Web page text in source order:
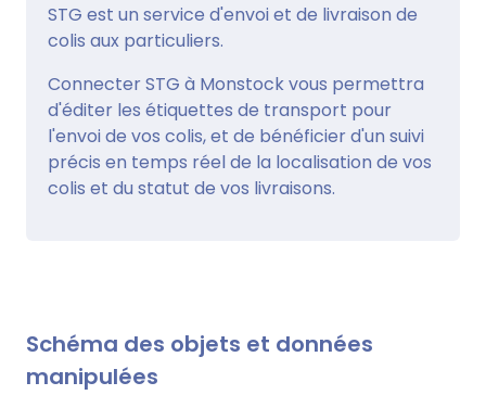
STG est un service d'envoi et de livraison de
colis aux particuliers.
Connecter STG à Monstock vous permettra
d'éditer les étiquettes de transport pour
l'envoi de vos colis, et de bénéficier d'un suivi
précis en temps réel de la localisation de vos
colis et du statut de vos livraisons.
Schéma des objets et données
manipulées